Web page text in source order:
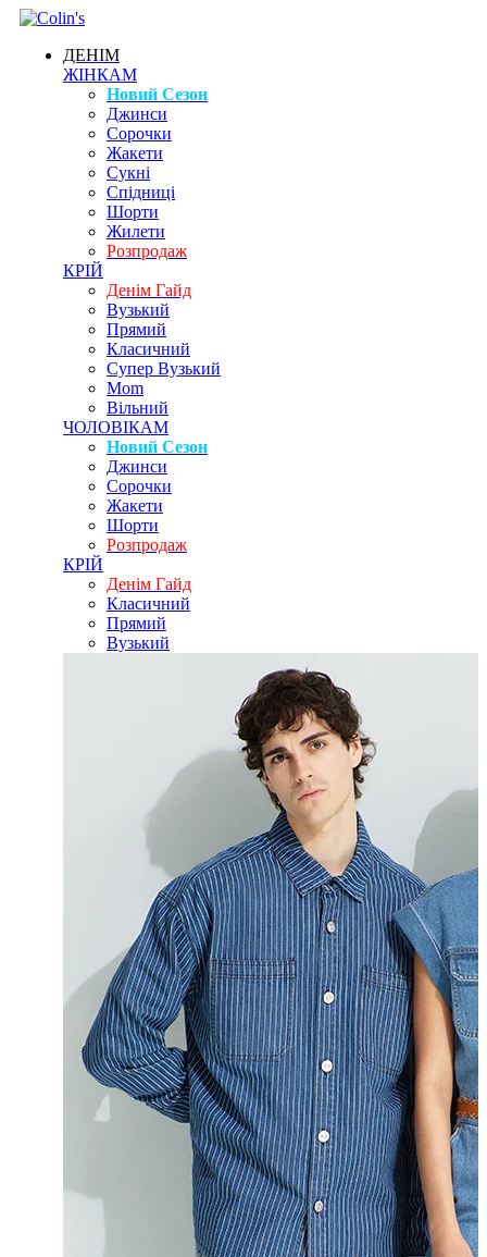
ДЕНІМ
ЖІНКАМ
Новий Сезон
Джинси
Сорочки
Жакети
Сукні
Спідниці
Шорти
Жилети
Розпродаж
КРІЙ
Денім Гайд
Вузький
Прямий
Класичний
Супер Вузький
Mom
Вільний
ЧОЛОВІКАМ
Новий Сезон
Джинси
Сорочки
Жакети
Шорти
Розпродаж
КРІЙ
Денім Гайд
Класичний
Прямий
Вузький